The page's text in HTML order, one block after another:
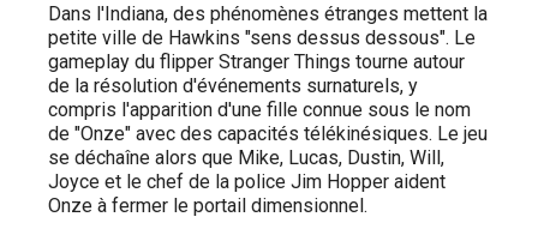
Dans l'Indiana, des phénomènes étranges mettent la
petite ville de Hawkins "sens dessus dessous". Le
gameplay du flipper Stranger Things tourne autour
de la résolution d'événements surnaturels, y
compris l'apparition d'une fille connue sous le nom
de "Onze" avec des capacités télékinésiques. Le jeu
se déchaîne alors que Mike, Lucas, Dustin, Will,
Joyce et le chef de la police Jim Hopper aident
Onze à fermer le portail dimensionnel.